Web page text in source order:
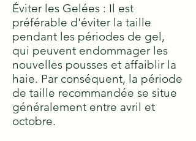
Éviter les Gelées : Il est
préférable d'éviter la taille
pendant les périodes de gel,
qui peuvent endommager les
nouvelles pousses et affaiblir la
haie. Par conséquent, la période
de taille recommandée se situe
généralement entre avril et
octobre.